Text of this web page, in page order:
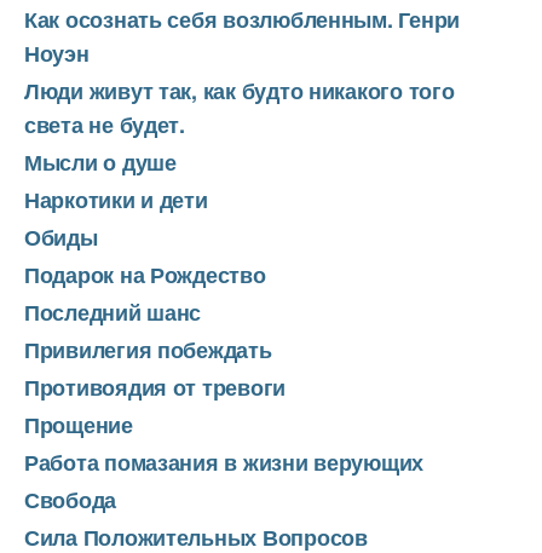
Как осознать себя возлюбленным. Генри
Ноуэн
Люди живут так, как будто никакого того
света не будет.
Мысли о душе
Наркотики и дети
Обиды
Подарок на Рождество
Последний шанс
Привилегия побеждать
Противоядия от тревоги
Прощение
Работа помазания в жизни верующих
Свобода
Сила Положительных Вопросов